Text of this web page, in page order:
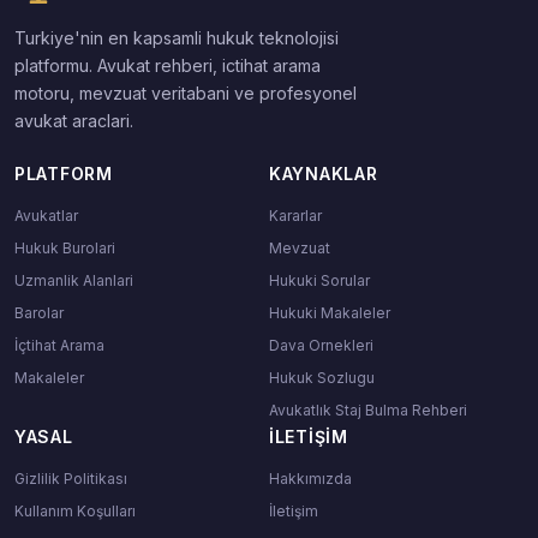
Turkiye'nin en kapsamli hukuk teknolojisi
platformu. Avukat rehberi, ictihat arama
motoru, mevzuat veritabani ve profesyonel
avukat araclari.
PLATFORM
Avukatlar
Hukuk Burolari
Uzmanlik Alanlari
Barolar
İçtihat Arama
Makaleler
KAYNAKLAR
Kararlar
Mevzuat
Hukuki Sorular
Hukuki Makaleler
Dava Ornekleri
Hukuk Sozlugu
Avukatlık Staj Bulma Rehberi
YASAL
Gizlilik Politikası
Kullanım Koşulları
İLETIŞIM
Hakkımızda
İletişim